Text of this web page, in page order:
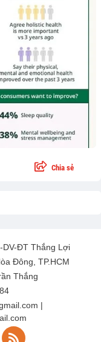
Chia sẻ
DV-ĐT Thắng Lợi
Đông, TP.HCM
Thắng
|